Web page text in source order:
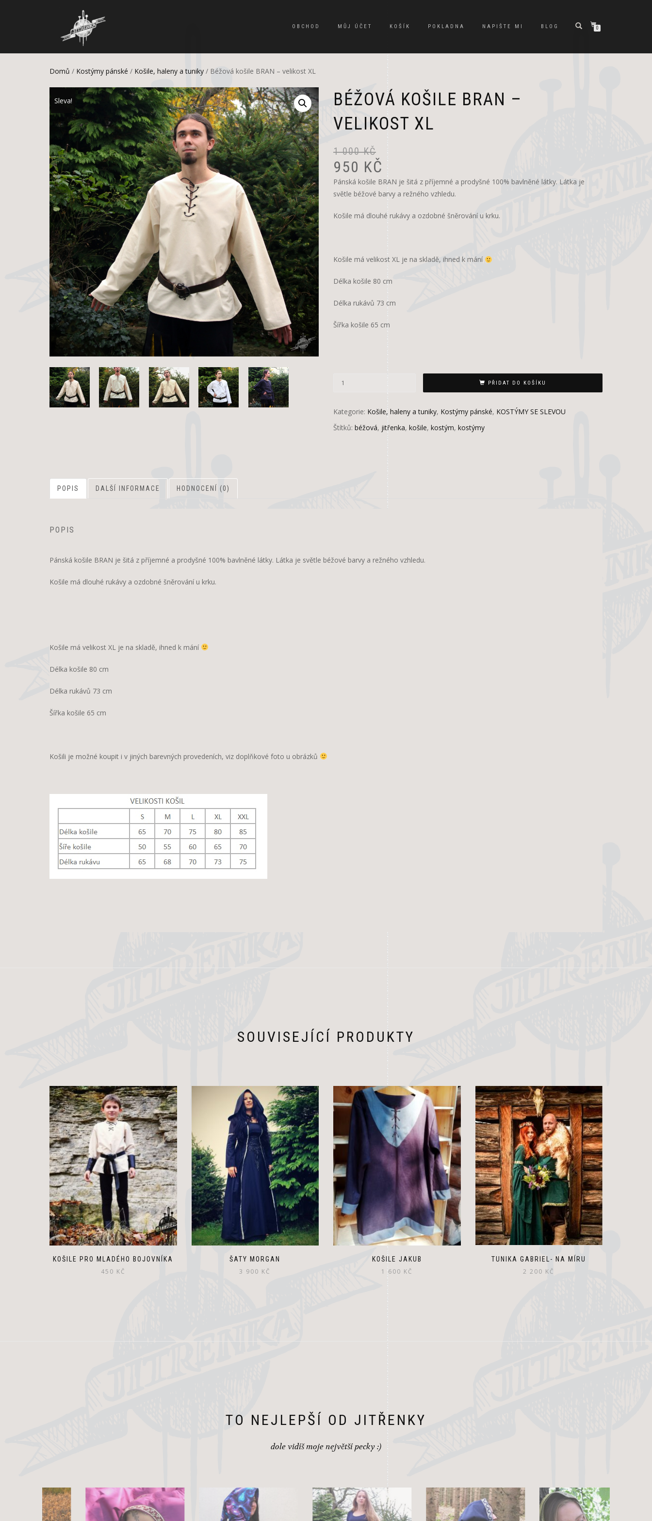
OBCHOD MŮJ ÚČET KOŠÍK POKLADNA NAPIŠTE MI BLOG 0
Domů / Kostýmy pánské / Košile, haleny a tuniky / Béžová košile BRAN – velikost XL
Sleva!
BÉŽOVÁ KOŠILE BRAN –
VELIKOST XL
1 000KČ
950 KČ
Pánská košile BRAN je šitá z příjemné a prodyšné 100% bavlněné látky. Látka je
světle béžové barvy a režného vzhledu.
Košile má dlouhé rukávy a ozdobné šněrování u krku.
Košile má velikost XL je na skladě, ihned k mání
Délka košile 80 cm
Délka rukávů 73 cm
Šířka košile 65 cm
PŘIDAT DO KOŠÍKU
Kategorie: Košile, haleny a tuniky, Kostýmy pánské, KOSTÝMY SE SLEVOU
Štítků: béžová, jitřenka, košile, kostým, kostýmy
POPIS DALŠÍ INFORMACE HODNOCENÍ (0)
POPIS
Pánská košile BRAN je šitá z příjemné a prodyšné 100% bavlněné látky. Látka je světle béžové barvy a režného vzhledu.
Košile má dlouhé rukávy a ozdobné šněrování u krku.
Košile má velikost XL je na skladě, ihned k mání
Délka košile 80 cm
Délka rukávů 73 cm
Šířka košile 65 cm
Košili je možné koupit i v jiných barevných provedeních, viz doplňkové foto u obrázků
SOUVISEJÍCÍ PRODUKTY
KOŠILE PRO MLADÉHO BOJOVNÍKA
450 KČ
ŠATY MORGAN
3 900 KČ
KOŠILE JAKUB
1 600 KČ
TUNIKA GABRIEL- NA MÍRU
2 200 KČ
TO NEJLEPŠÍ OD JITŘENKY
dole vidíš moje největší pecky :)